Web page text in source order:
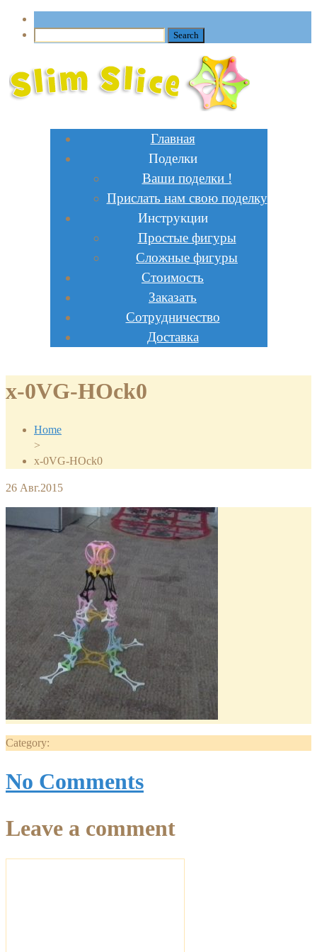
Главная
Поделки
Ваши поделки !
Прислать нам свою поделку
Инструкции
Простые фигуры
Сложные фигуры
Стоимость
Заказать
Сотрудничество
Доставка
x-0VG-HOck0
Home
>
x-0VG-HOck0
26 Авг.2015
Category:
No Comments
Leave a comment